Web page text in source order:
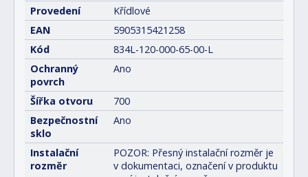
Provedení
Křídlové
EAN
5905315421258
Kód
834L-120-000-65-00-L
Ochranný
povrch
Ano
Šířka otvoru
700
Bezpečnostní
sklo
Ano
Instalační
rozměr
POZOR: Přesný instalační rozměr je
v dokumentaci, označení v produktu